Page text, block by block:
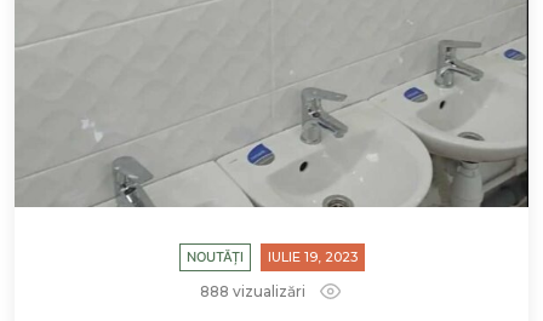
NOUTĂȚI IULIE 19, 2023
888 vizualizări